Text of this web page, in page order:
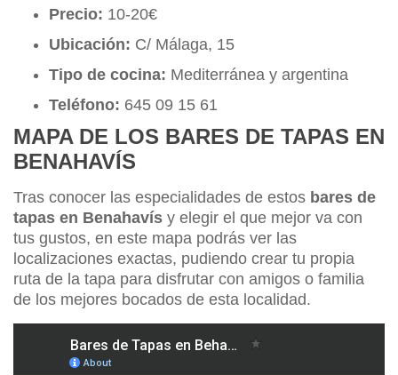
Precio: 10-20€
Ubicación: C/ Málaga, 15
Tipo de cocina: Mediterránea y argentina
Teléfono: 645 09 15 61
MAPA DE LOS BARES DE TAPAS EN
BENAHAVÍS
Tras conocer las especialidades de estos bares de
tapas en Benahavís y elegir el que mejor va con
tus gustos, en este mapa podrás ver las
localizaciones exactas, pudiendo crear tu propia
ruta de la tapa para disfrutar con amigos o familia
de los mejores bocados de esta localidad.